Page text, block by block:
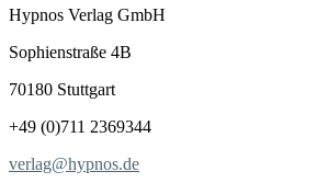
Hypnos Verlag GmbH
Sophienstraße 4B
70180 Stuttgart
+49 (0)711 2369344
verlag@hypnos.de